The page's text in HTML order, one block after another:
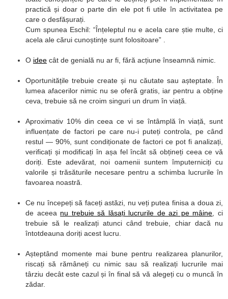
practică și doar o parte din ele pot fi utile în activitatea pe
care o desfășurați.
Cum spunea Eschil: “Înțeleptul nu e acela care știe multe, ci
acela ale cărui cunoștințe sunt folositoare” .
O idee cât de genială nu ar fi, fără acțiune înseamnă nimic.
Oportunitățile trebuie create și nu căutate sau așteptate. În
lumea afacerilor nimic nu se oferă gratis, iar pentru a obține
ceva, trebuie să ne croim singuri un drum în viață.
Aproximativ 10% din ceea ce vi se întâmplă în viață, sunt
influențate de factori pe care nu-i puteți controla, pe când
restul — 90%, sunt condiționate de factori ce pot fi analizați,
verificați și modificați în așa fel încât să obțineți ceea ce vă
doriți. Este adevărat, noi oamenii suntem împuterniciți cu
valorile și trăsăturile necesare pentru a schimba lucrurile în
favoarea noastră.
Ce nu începeți să faceți astăzi, nu veți putea finisa a doua zi,
de aceea nu trebuie să lăsați lucrurile de azi pe mâine, ci
trebuie să le realizați atunci când trebuie, chiar dacă nu
întotdeauna doriți acest lucru.
Așteptând momente mai bune pentru realizarea planurilor,
riscați să rămâneți cu nimic sau să realizați lucrurile mai
târziu decât este cazul și în final să vă alegeți cu o muncă în
zădar.